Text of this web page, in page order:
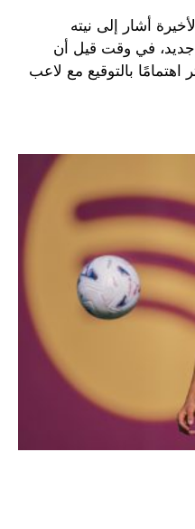
أشار إلى نيته
جديد، في وقت قيل أن
اهتمامًا بالتوقيع مع لاعب